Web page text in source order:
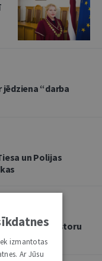
“darba
un Polijas
Maltas investoru
izmantotas
Ar Jūsu